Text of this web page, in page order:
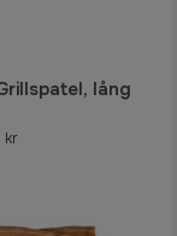
lång
kr